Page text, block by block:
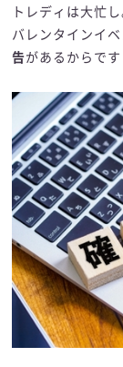
トレディは大忙
バレンタインイ
告があるからです